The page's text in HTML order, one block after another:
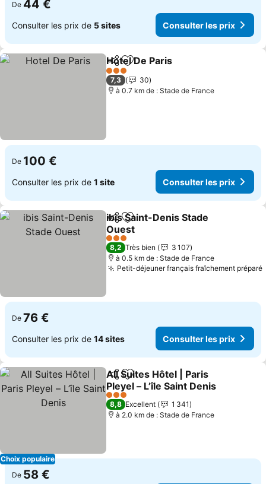
De 44 €
Consulter les prix de 5 sites Consulter les prix
PartagerAjouter à mes favoris
Hotel De Paris
3 Étoiles
7,3
30
à 0.7 km de : Stade de France
De 100 €
Consulter les prix de 1 site Consulter les prix
PartagerAjouter à mes favoris
ibis Saint-Denis Stade
Ouest
3 Étoiles
8,2 Très bien
3 107
à 0.5 km de : Stade de France
Petit-déjeuner français fraîchement préparé
De 76 €
Consulter les prix de 14 sites Consulter les prix
Choix populaire
PartagerAjouter à mes favoris
All Suites Hôtel | Paris
Pleyel – L’île Saint Denis
3 Étoiles
8,8 Excellent
1 341
à 2.0 km de : Stade de France
De 58 €